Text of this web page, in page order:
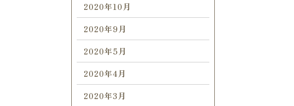
2020年10月
2020年9月
2020年5月
2020年4月
2020年3月